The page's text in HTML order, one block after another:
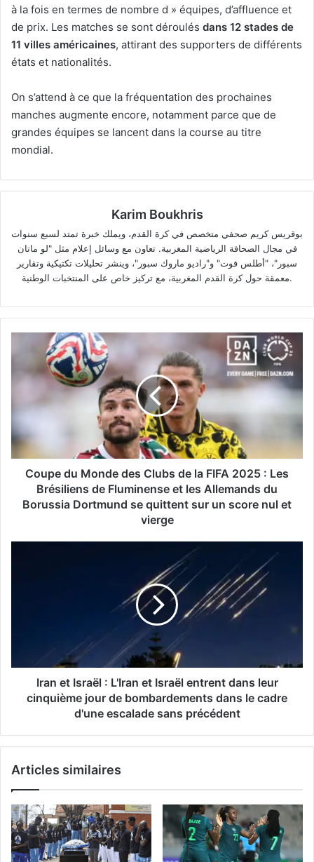
à la fois en termes de nombre d » équipes, d’affluence et
de prix. Les matches se sont déroulés dans 12 stades de
11 villes américaines, attirant des supporters de différents
états et nationalités.
On s’attend à ce que la fréquentation des prochaines
manches augmente encore, notamment parce que de
grandes équipes se lancent dans la course au titre
mondial.
Karim Boukhris
بوقريس كريم صحفي متخصص في كرة القدم، ويملك خبرة تمتد لسبع سنوات
في مجال الصحافة الرياضية المغربية. تعاون مع وسائل إعلام مثل "لو ماتان
سبور"، "أطلس فوت" و"راديو ماروك سبور"، وينشر تحليلات تكتيكية وتقارير
معمقة حول كرة القدم المغربية، مع تركيز خاص على المنتخبات الوطنية.
du
des
FIFA
2025
Brésiliens
et
score
vierge
Coupe du Monde des Clubs de la FIFA 2025 : Les
Brésiliens de Fluminense et les Allemands du
Borussia Dortmund se quittent sur un score nul et
vierge
dans
cinquième
bombardements
le
escalade
sans
précédent
Iran et Israël : L'Iran et Israël entrent dans leur
cinquième jour de bombardements dans le cadre
d'une escalade sans précédent
Articles similaires